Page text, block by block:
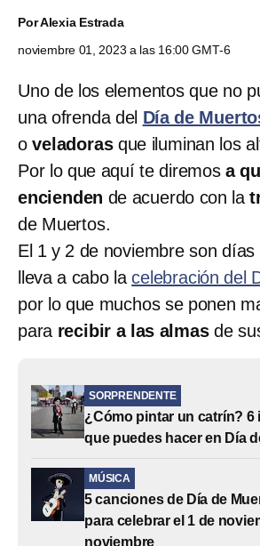
PorAlexia Estrada
noviembre 01, 2023 a las 16:00 GMT-6
Uno de los elementos que no
una ofrenda del Día de
oveladorasque iluminan los
Por lo que aquí te diremosa
encienden de acuerdo con la
de Muertos.
El 1 y 2 de noviembre son
lleva a cabo lacelebración del
por lo que muchos se ponen
para recibir a las almasde
SORPRENDENTE
¿Cómo pintar un catrín? 6
que puedes hacer en Día
MÚSICA
5 canciones de Día de
para celebrar el 1 de
noviembre